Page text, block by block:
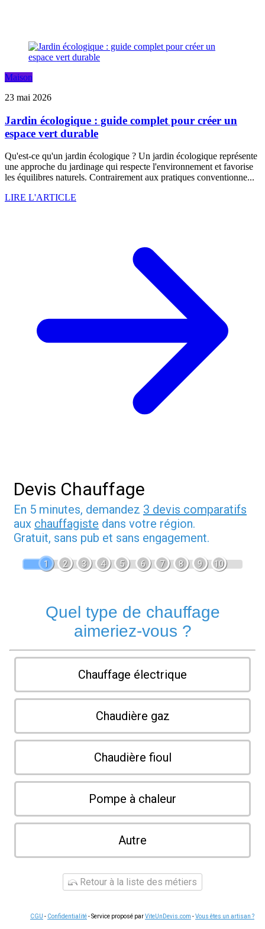
Maison
23 mai 2026
Jardin écologique : guide complet pour créer un
espace vert durable
Qu'est-ce qu'un jardin écologique ? Un jardin écologique représente
une approche du jardinage qui respecte l'environnement et favorise
les équilibres naturels. Contrairement aux pratiques conventionne...
LIRE L'ARTICLE
Devis Chauffage
En 5 minutes, demandez 3 devis comparatifs
aux chauffagiste dans votre région.
Gratuit, sans pub et sans engagement.
1 2 3 4 5 6 7 8 9 10
Quel type de chauffage
aimeriez-vous ?
Chauffage électrique
Chaudière gaz
Chaudière fioul
Pompe à chaleur
Autre
Retour à la liste des métiers
CGU - Confidentialité- Service proposé parViteUnDevis.com -Vous êtes un artisan ?